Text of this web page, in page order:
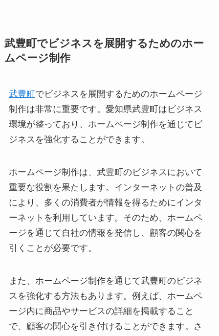
武豊町でビジネスを展開するためのホー
ムページ制作
武豊町 でビジネスを展開するためのホームページ
制作は非常に重要です。愛知県武豊町はビジネス
環境が整っており、ホームページ制作を通じてビ
ジネスを強化することができます。
ホームページ制作は、武豊町のビジネスにおいて
重要な役割を果たします。インターネットの普及
により、多くの消費者が情報を得るためにインタ
ーネットを利用しています。そのため、ホームペ
ージを通じて自社の情報を発信し、顧客の関心を
引くことが必要です。
また、ホームページ制作を通じて武豊町のビジネ
スを強化する方法もあります。例えば、ホームペ
ージ内に商品やサービスの詳細を掲載すること
で、顧客の関心を引き付けることができます。さ